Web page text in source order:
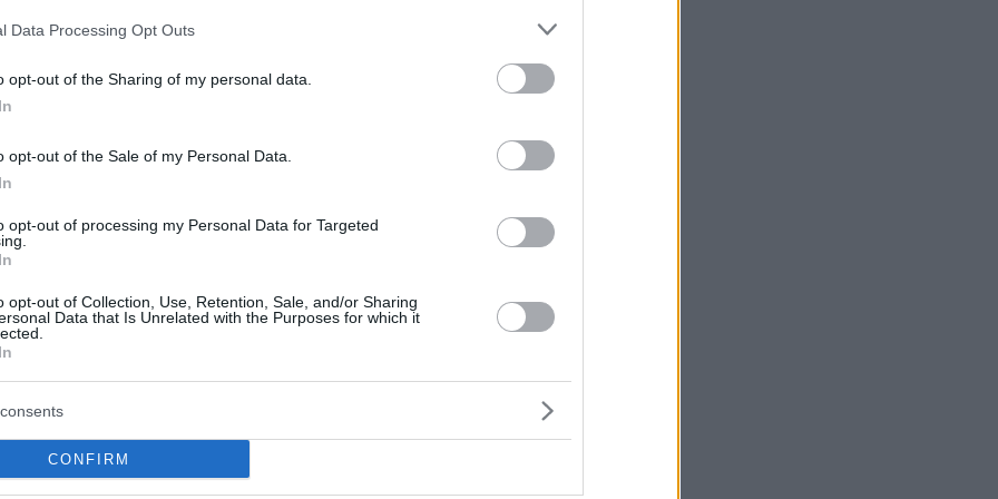
Data Processing Opt Outs
opt-out of the Sharing of my personal data.
opt-out of the Sale of my Personal Data.
opt-out of processing my Personal Data for Targeted
opt-out of Collection, Use, Retention, Sale, and/or Sharing
Data that Is Unrelated with the Purposes for which it
CONFIRM
Χημεία και
συνεχίζονται σήμερα οι
Eξετάσεις για τους υποψηφίους των ΓΕΛ
την Τρίτη με Ιστορία, Φυσική και Οικονομία
2020: Οι απαντήσεις σε
και Κοινωνιολογία
τα θέματα της Βιολογίας, πιο δύσκολο το
Μεγάλο μέρος της ύλης κάλυπταν τα θέματα της
11